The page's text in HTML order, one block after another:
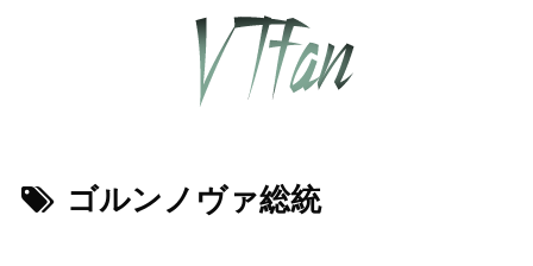
ゴルンノヴァ総統